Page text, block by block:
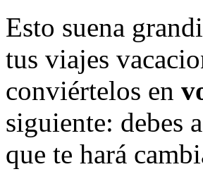
Esto suena
tus viajes
conviértelos en
siguiente: debes
que te hará